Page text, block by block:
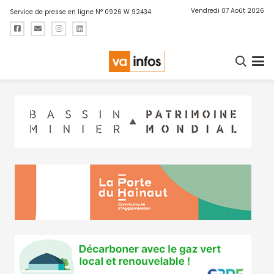
Service de presse en ligne N° 0926 W 92434 Vendredi 07 Août 2026